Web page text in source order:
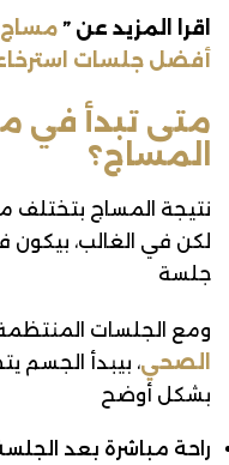
اقرا المزيد عن ” مساج
أفضل جلسات
متى تبدأ في
المساج؟
نتيجة المساج
لكن في الغالب، بيكون
جلسة
ومع الجلسات
الصحي، بيبدأ الجسم
بشكل أوضح
راحة مباشرة بعد